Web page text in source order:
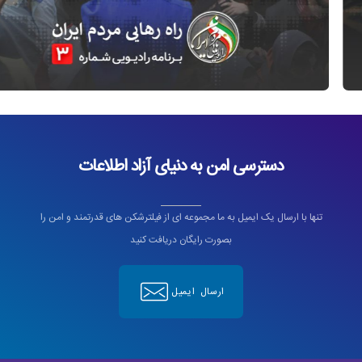
دسترسی امن به دنیای آزاد اطلاعات
تنها با ارسال یک ایمیل به ما مجموعه ای از فیلترشکن های قدرتمند و امن را
بصورت رایگان دریافت کنید
ارسال ایمیل